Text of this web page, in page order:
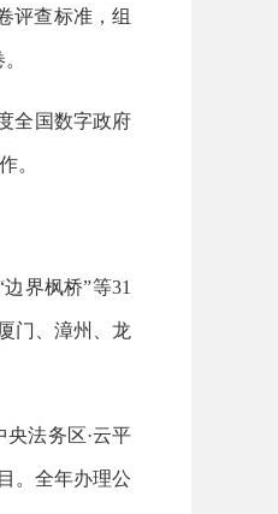
评查标准，组
全国数字政府
。
界枫桥”等31
门、漳州、龙
法务区·云平
。全年办理公